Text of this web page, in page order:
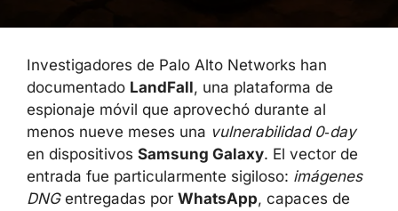
Investigadores de Palo Alto Networks han
documentado LandFall, una plataforma de
espionaje móvil que aprovechó durante al
menos nueve meses una vulnerabilidad 0‑day
en dispositivos Samsung Galaxy. El vector de
entrada fue particularmente sigiloso: imágenes
DNGentregadas por WhatsApp, capaces de